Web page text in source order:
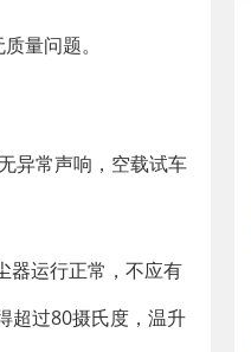
量问题。
异常声响，空载试车
器运行正常，不应有
超过80摄氏度，温升